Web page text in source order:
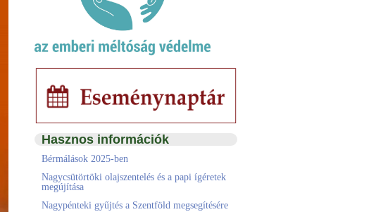
Hasznos információk
Bérmálások 2025-ben
Nagycsütörtöki olajszentelés és a papi ígéretek
megújítása
Nagypénteki gyűjtés a Szentföld megsegítésére